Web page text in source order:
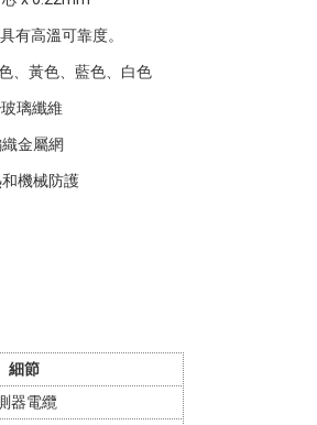
有高溫可靠度。
、黃色、藍色、白色
璃纖維
金屬網
機械防護
細節
器電纜